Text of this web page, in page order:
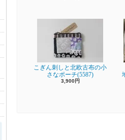
こぎん刺しと北欧古布の小
さなポーチ(5587)
3,900円